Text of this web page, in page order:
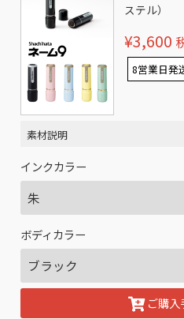
ステル）
¥3,600
8営業日発
素材説明
インクカラー
ボディカラー
ご購入